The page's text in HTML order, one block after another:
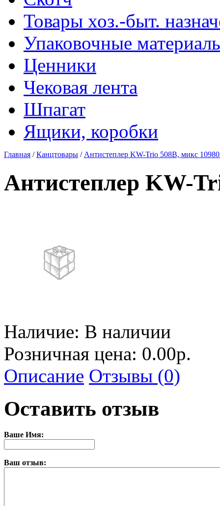
Товары хоз.-быт.
Упаковочные
Ценники
Чековая лента
Шпагат
Ящики, коробки
Главная /Канцтовары / Антистеплер KW-Trio 508B, микс
Антистеплер KW-
Наличие: В наличии
Розничная цена: 0.00р.
Описание Отзывы (0)
Оставить отзыв
Ваше Имя:
Ваш отзыв: